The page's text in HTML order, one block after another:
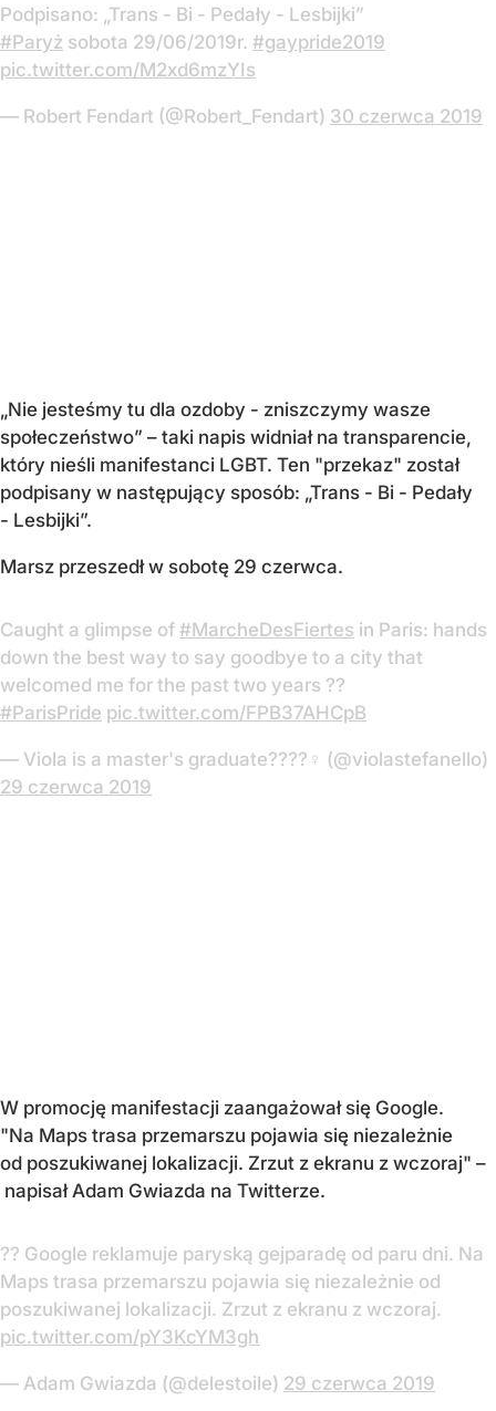
Podpisano: „Trans - Bi - Pedały - Lesbijki”
#Paryż sobota 29/06/2019r. #gaypride2019
pic.twitter.com/M2xd6mzYIs
— Robert Fendart (@Robert_Fendart) 30 czerwca 2019
„Nie jesteśmy tu dla ozdoby - zniszczymy wasze
społeczeństwo” – taki napis widniał na transparencie,
który nieśli manifestanci LGBT. Ten "przekaz" został
podpisany w następujący sposób: „Trans - Bi - Pedały
- Lesbijki”.
Marsz przeszedł w sobotę 29 czerwca.
Caught a glimpse of #MarcheDesFiertes in Paris: hands
down the best way to say goodbye to a city that
welcomed me for the past two years ?️‍?
#ParisPride pic.twitter.com/FPB37AHCpB
— Viola is a master's graduate??️?️‍?♀️ (@violastefanello)
29 czerwca 2019
W promocję manifestacji zaangażował się Google.
"Na Maps trasa przemarszu pojawia się niezależnie
od poszukiwanej lokalizacji. Zrzut z ekranu z wczoraj" –
napisał Adam Gwiazda na Twitterze.
?️‍? Google reklamuje paryską gejparadę od paru dni. Na
Maps trasa przemarszu pojawia się niezależnie od
poszukiwanej lokalizacji. Zrzut z ekranu z wczoraj.
pic.twitter.com/pY3KcYM3gh
— Adam Gwiazda (@delestoile) 29 czerwca 2019